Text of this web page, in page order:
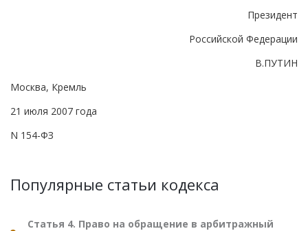
Президент
Российской Федерации
В.ПУТИН
Москва, Кремль
21 июля 2007 года
N 154-ФЗ
Популярные статьи кодекса
Статья 4. Право на обращение в арбитражный